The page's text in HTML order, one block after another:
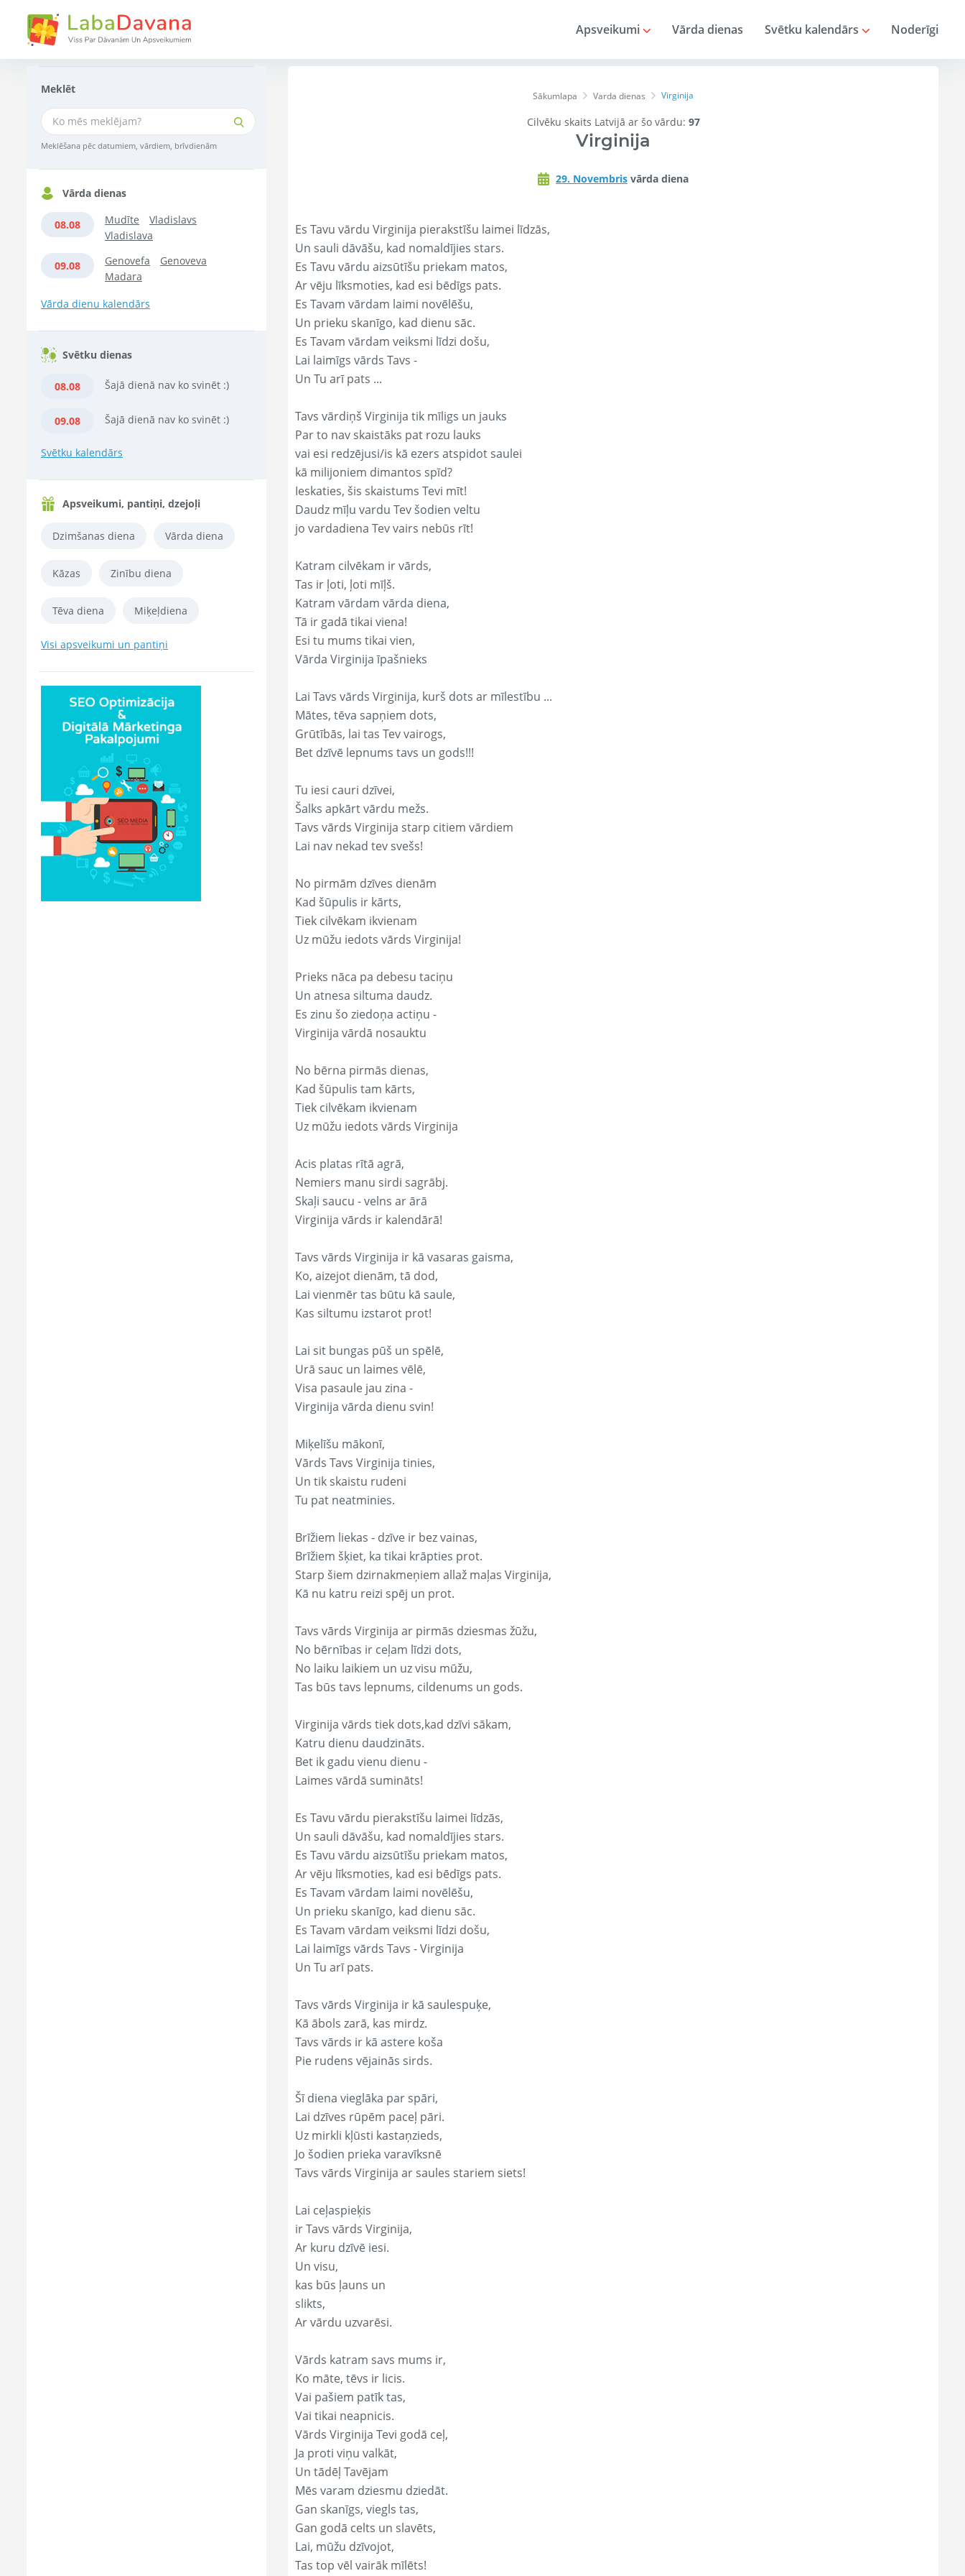
Apsveikumi Vārda dienas Svētku kalendārs Noderīgi
Meklēt
Meklēšana pēc datumiem, vārdiem, brīvdienām
Vārda dienas
08.08 Mudīte
Vladislavs
Vladislava
09.08 Genovefa
Genoveva
Madara
Vārda dienu kalendārs
Svētku dienas
08.08 Šajā dienā nav ko svinēt :)
09.08 Šajā dienā nav ko svinēt :)
Svētku kalendārs
Apsveikumi, pantiņi, dzejoļi
Dzimšanas diena Vārda diena
Kāzas Zinību diena
Tēva diena Miķeļdiena
Visi apsveikumi un pantiņi
Sākumlapa Varda dienas Virginija
Cilvēku skaits Latvijā ar šo vārdu: 97
Virginija
29. Novembris vārda diena
Es Tavu vārdu Virginija pierakstīšu laimei līdzās,
Un sauli dāvāšu, kad nomaldījies stars.
Es Tavu vārdu aizsūtīšu priekam matos,
Ar vēju līksmoties, kad esi bēdīgs pats.
Es Tavam vārdam laimi novēlēšu,
Un prieku skanīgo, kad dienu sāc.
Es Tavam vārdam veiksmi līdzi došu,
Lai laimīgs vārds Tavs -
Un Tu arī pats ...
Tavs vārdiņš Virginija tik mīligs un jauks
Par to nav skaistāks pat rozu lauks
vai esi redzējusi/is kā ezers atspidot saulei
kā milijoniem dimantos spīd?
Ieskaties, šis skaistums Tevi mīt!
Daudz mīļu vardu Tev šodien veltu
jo vardadiena Tev vairs nebūs rīt!
Katram cilvēkam ir vārds,
Tas ir ļoti, ļoti mīļš.
Katram vārdam vārda diena,
Tā ir gadā tikai viena!
Esi tu mums tikai vien,
Vārda Virginija īpašnieks
Lai Tavs vārds Virginija, kurš dots ar mīlestību ...
Mātes, tēva sapņiem dots,
Grūtībās, lai tas Tev vairogs,
Bet dzīvē lepnums tavs un gods!!!
Tu iesi cauri dzīvei,
Šalks apkārt vārdu mežs.
Tavs vārds Virginija starp citiem vārdiem
Lai nav nekad tev svešs!
No pirmām dzīves dienām
Kad šūpulis ir kārts,
Tiek cilvēkam ikvienam
Uz mūžu iedots vārds Virginija!
Prieks nāca pa debesu taciņu
Un atnesa siltuma daudz.
Es zinu šo ziedoņa actiņu -
Virginija vārdā nosauktu
No bērna pirmās dienas,
Kad šūpulis tam kārts,
Tiek cilvēkam ikvienam
Uz mūžu iedots vārds Virginija
Acis platas rītā agrā,
Nemiers manu sirdi sagrābj.
Skaļi saucu - velns ar ārā
Virginija vārds ir kalendārā!
Tavs vārds Virginija ir kā vasaras gaisma,
Ko, aizejot dienām, tā dod,
Lai vienmēr tas būtu kā saule,
Kas siltumu izstarot prot!
Lai sit bungas pūš un spēlē,
Urā sauc un laimes vēlē,
Visa pasaule jau zina -
Virginija vārda dienu svin!
Miķelīšu mākonī,
Vārds Tavs Virginija tinies,
Un tik skaistu rudeni
Tu pat neatminies.
Brīžiem liekas - dzīve ir bez vainas,
Brīžiem šķiet, ka tikai krāpties prot.
Starp šiem dzirnakmeņiem allaž maļas Virginija,
Kā nu katru reizi spēj un prot.
Tavs vārds Virginija ar pirmās dziesmas žūžu,
No bērnības ir ceļam līdzi dots,
No laiku laikiem un uz visu mūžu,
Tas būs tavs lepnums, cildenums un gods.
Virginija vārds tiek dots,kad dzīvi sākam,
Katru dienu daudzināts.
Bet ik gadu vienu dienu -
Laimes vārdā sumināts!
Es Tavu vārdu pierakstīšu laimei līdzās,
Un sauli dāvāšu, kad nomaldījies stars.
Es Tavu vārdu aizsūtīšu priekam matos,
Ar vēju līksmoties, kad esi bēdīgs pats.
Es Tavam vārdam laimi novēlēšu,
Un prieku skanīgo, kad dienu sāc.
Es Tavam vārdam veiksmi līdzi došu,
Lai laimīgs vārds Tavs - Virginija
Un Tu arī pats.
Tavs vārds Virginija ir kā saulespuķe,
Kā ābols zarā, kas mirdz.
Tavs vārds ir kā astere koša
Pie rudens vējainās sirds.
Šī diena vieglāka par spāri,
Lai dzīves rūpēm paceļ pāri.
Uz mirkli kļūsti kastaņzieds,
Jo šodien prieka varavīksnē
Tavs vārds Virginija ar saules stariem siets!
Lai ceļaspieķis
ir Tavs vārds Virginija,
Ar kuru dzīvē iesi.
Un visu,
kas būs ļauns un
slikts,
Ar vārdu uzvarēsi.
Vārds katram savs mums ir,
Ko māte, tēvs ir licis.
Vai pašiem patīk tas,
Vai tikai neapnicis.
Vārds Virginija Tevi godā ceļ,
Ja proti viņu valkāt,
Un tādēļ Tavējam
Mēs varam dziesmu dziedāt.
Gan skanīgs, viegls tas,
Gan godā celts un slavēts,
Lai, mūžu dzīvojot,
Tas top vēl vairāk mīlēts!